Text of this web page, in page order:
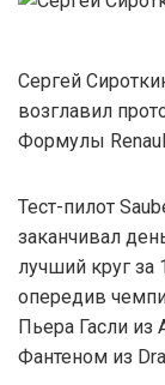
Сергей
возглавил
Формулы
Тест-пилот
заканчивал
лучший круг за
опередив
Пьера Гасли из
Фантеном из